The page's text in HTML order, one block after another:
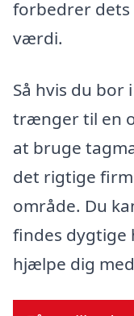
forbedrer dets
værdi.
Så hvis du bor
trænger til en
at bruge
det rigtige
område. Du
findes dygtige
hjælpe dig